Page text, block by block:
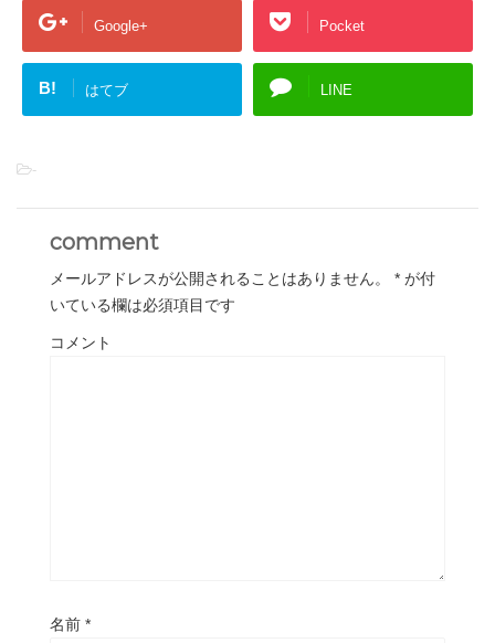
Google+ Pocket
B! はてブ LINE
-
comment
メールアドレスが公開されることはありません。 * が付
いている欄は必須項目です
コメント
名前 *